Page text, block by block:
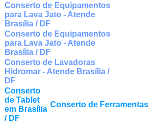
Conserto de Equipamentos
para Lava Jato - Atende
Brasília / DF
Conserto de Equipamentos
para Lava Jato - Atende
Brasília / DF
Conserto de Lavadoras
Hidromar - Atende Brasília /
DF
Conserto
de Tablet
em Brasília
/ DF
Conserto de Ferramentas